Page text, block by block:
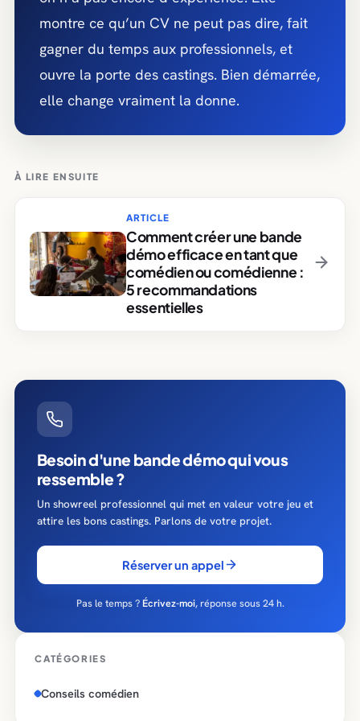
montre ce qu’un CV ne peut pas dire, fait
gagner du temps aux professionnels, et
ouvre la porte des castings. Bien démarrée,
elle change vraiment la donne.
À LIRE ENSUITE
ARTICLE
Comment créer une bande
démo efficace en tant que
comédien ou comédienne :
5 recommandations
essentielles
Besoin d'une bande démo qui vous
ressemble ?
Un showreel professionnel qui met en valeur votre jeu et
attire les bons castings. Parlons de votre projet.
Réserver un appel
Pas le temps ?Écrivez-moi, réponse sous 24 h.
CATÉGORIES
Conseils comédien